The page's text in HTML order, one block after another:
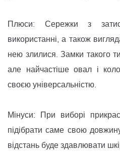
Плюси: Сережки з
використанні, а також
нею злилися. Замки такого
але найчастіше овал і
своєю універсальністю.
Мінуси: При виборі
підібрати саме свою
відстань буде здавлювати